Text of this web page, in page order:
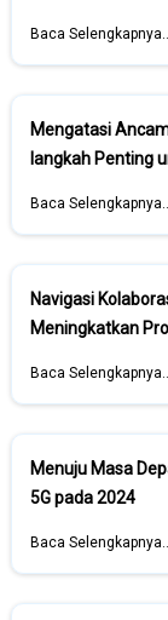
Baca Selengkapnya..
Mengatasi
langkah Penting
Baca Selengkapnya..
Navigasi
Meningkatkan
Baca Selengkapnya..
Menuju Masa
5G pada 2024
Baca Selengkapnya..